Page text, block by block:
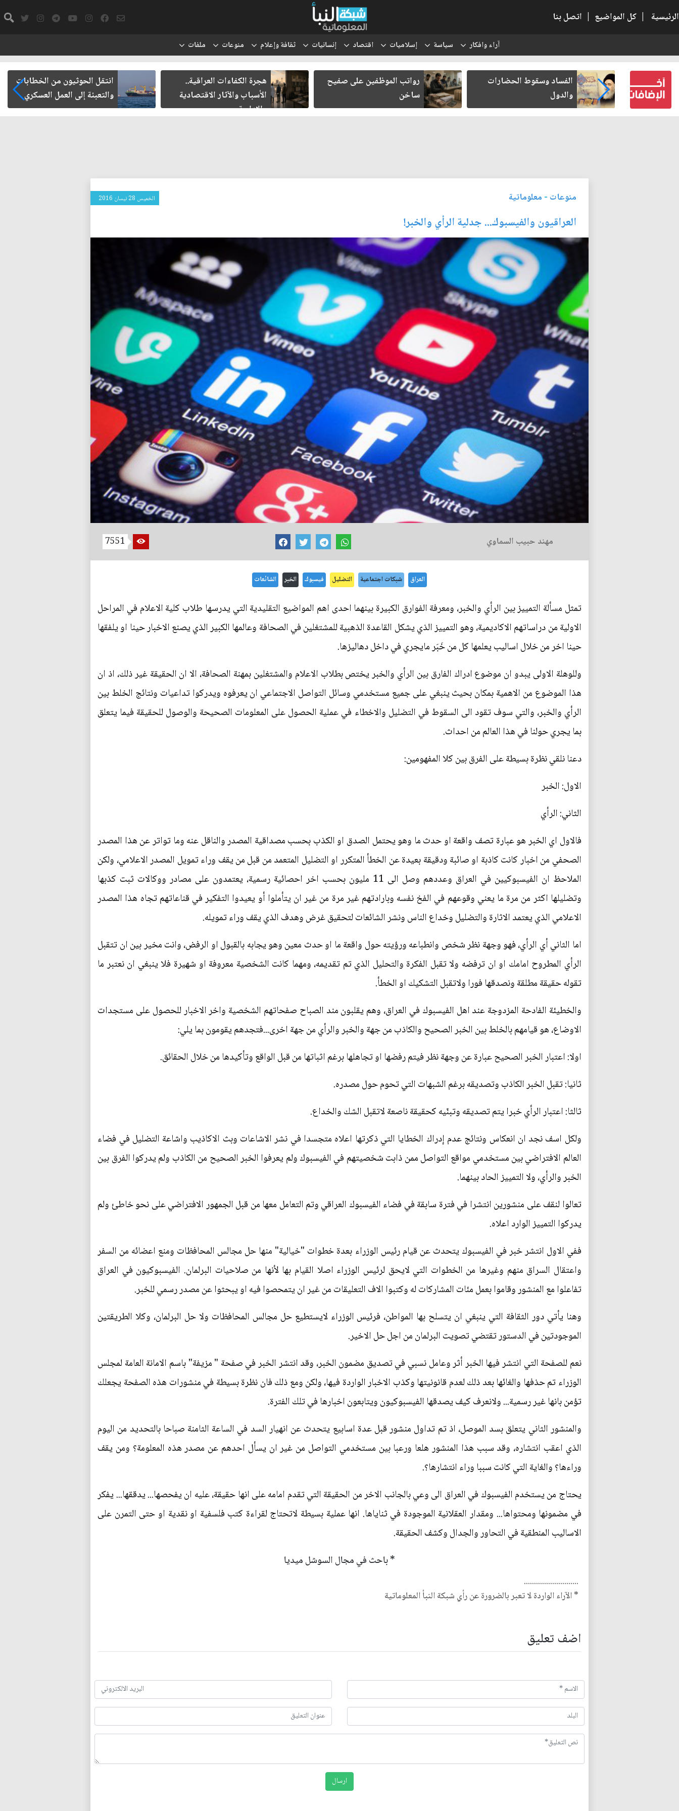
الرئيسية | كل المواضيع | اتصل بنا
آراء وافكار سياسة إسلاميات اقتصاد إنسانيات ثقافة وإعلام منوعات ملفات
كتب لنفسه
الفساد وسقوط الحضارات
والدول
رواتب الموظفين على صفيح
ساخن
هجرة الكفاءات العراقية..
الأسباب والآثار الاقتصادية
والإدارية
انتقل الحوثيون من الخطابات
والتعبئة إلى العمل العسكري
منوعات - معلوماتية الخميس 28 نيسان 2016
العراقيون والفيسبوك... جدلية الرأي والخبر!
مهند حبيب السماوي 7551
العراق شبكات اجتماعية التضليل فيسبوك الخبر الشائعات
تمثل مسألة التمييز بين الرأي والخبر، ومعرفة الفوارق الكبيرة بينهما احدى اهم المواضيع التقليدية التي يدرسها طلاب كلية الاعلام في المراحل
الاولية من دراساتهم الاكاديمية، وهو التمييز الذي يشكل القاعدة الذهبية للمشتغلين في الصحافة وعالمها الكبير الذي يصنع الاخبار حينا او يلفقها
حينا اخر من خلال اساليب يعلمها كل من خَبَر مايجري في داخل دهاليزها.
وللوهلة الاولى يبدو ان موضوع ادراك الفارق بين الرأي والخبر يختص بطلاب الاعلام والمشتغلين بمهنة الصحافة، الا ان الحقيقة غير ذلك، اذ ان
هذا الموضوع من الاهمية بمكان بحيث ينبغي على جميع مستخدمي وسائل التواصل الاجتماعي ان يعرفوه ويدركوا تداعيات ونتائج الخلط بين
الرأي والخبر، والتي سوف تقود الى السقوط في التضليل والاخطاء في عملية الحصول على المعلومات الصحيحة والوصول للحقيقة فيما يتعلق
بما يجري حولنا في هذا العالم من احداث.
دعنا نلقي نظرة بسيطة على الفرق بين كلا المفهومين:
الاول: الخبر
الثاني: الرأي
فالاول اي الخبر هو عبارة تصف واقعة او حدث ما وهو يحتمل الصدق او الكذب بحسب مصداقية المصدر والناقل عنه وما تواتر عن هذا المصدر
الصحفي من اخبار كانت كاذبة او صائبة ودقيقة بعيدة عن الخطأ المتكرر او التضليل المتعمد من قبل من يقف وراء تمويل المصدر الاعلامي، ولكن
الملاحظ ان الفيسبوكيين في العراق وعددهم وصل الى 11 مليون بحسب اخر احصائية رسمية، يعتمدون على مصادر ووكالات ثبت كذبها
وتضليلها اكثر من مرة ما يعني وقوعهم في الفخ نفسه وبارادتهم غير مرة من غير ان يتأملوا أو يعيدوا التفكير في قناعاتهم تجاه هذا المصدر
الاعلامي الذي يعتمد الاثارة والتضليل وخداع الناس ونشر الشائعات لتحقيق غرض وهدف الذي يقف وراء تمويله.
اما الثاني أي الرأي، فهو وجهة نظر شخص وانطباعه ورؤيته حول واقعة ما او حدث معين وهو يجابه بالقبول او الرفض، وانت مخير بين ان تتقبل
الرأي المطروح امامك او ان ترفضه ولا تقبل الفكرة والتحليل الذي تم تقديمه، ومهما كانت الشخصية معروفة او شهيرة فلا ينبغي ان نعتبر ما
تقوله حقيقة مطلقة ونصدقها فورا ولاتقبل التشكيك او الخطأ.
والخطيئة الفادحة المزدوجة عند اهل الفيسبوك في العراق، وهم يقلبون مند الصباح صفحاتهم الشخصية واخر الاخبار للحصول على مستجدات
الاوضاع، هو قيامهم بالخلط بين الخبر الصحيح والكاذب من جهة والخبر والرأي من جهة اخرى...فتجدهم يقومون بما يلي:
اولا: اعتبار الخبر الصحيح عبارة عن وجهة نظر فيتم رفضها او تجاهلها برغم اثباتها من قبل الواقع وتأكيدها من خلال الحقائق.
ثانيا: تقبل الخبر الكاذب وتصديقه برغم الشبهات التي تحوم حول مصدره.
ثالثا: اعتبار الرأي خبرا يتم تصديقه وتبنّيه كحقيقة ناصعة لاتقبل الشك والخداع.
ولكل اسف نجد ان انعكاس ونتائج عدم إدراك الخطايا التي ذكرتها اعلاه متجسدا في نشر الاشاعات وبث الاكاذيب واشاعة التضليل في فضاء
العالم الافتراضي بين مستخدمي مواقع التواصل ممن ذابت شخصيتهم في الفيسبوك ولم يعرفوا الخبر الصحيح من الكاذب ولم يدركوا الفرق بين
الخبر والرأي، ولا التمييز الحاد بينهما.
تعالوا لنقف على منشورين انتشرا في فترة سابقة في فضاء الفيسبوك العراقي وتم التعامل معها من قبل الجمهور الافتراضي على نحو خاطئ ولم
يدركوا التمييز الوارد اعلاه.
ففي الاول انتشر خبر في الفيسبوك يتحدث عن قيام رئيس الوزراء بعدة خطوات "خيالية" منها حل مجالس المحافظات ومنع اعضائه من السفر
واعتقال السراق منهم وغيرها من الخطوات التي لايحق لرئيس الوزراء اصلا القيام بها لأنها من صلاحيات البرلمان. الفيسبوكيون في العراق
تفاعلوا مع المنشور وقاموا بعمل مئات المشاركات له وكتبوا الاف التعليقات من غير ان يتمحصوا فيه او يبحثوا عن مصدر رسمي للخبر.
وهنا يأتي دور الثقافة التي ينبغي ان يتسلح بها المواطن، فرئيس الوزراء لايستطيع حل مجالس المحافظات ولا حل البرلمان، وكلا الطريقتين
الموجودتين في الدستور تقتضي تصويت البرلمان من اجل حل الاخير.
نعم للصفحة التي انتشر فيها الخبر أثر وعامل نسبي في تصديق مضمون الخبر، وقد انتشر الخبر في صفحة " مزيفة" باسم الامانة العامة لمجلس
الوزراء تم حذفها والغائها بعد ذلك لعدم قانونيتها وكذب الاخبار الواردة فيها، ولكن ومع ذلك فان نظرة بسيطة في منشورات هذه الصفحة يجعلك
تؤمن بانها غير رسمية... ولانعرف كيف يصدقها الفيسبوكيون ويتابعون اخبارها في تلك الفترة.
والمنشور الثاني يتعلق بسد الموصل، اذ تم تداول منشور قبل عدة اسابيع يتحدث عن انهيار السد في الساعة الثامنة صباحا بالتحديد من اليوم
الذي اعقب انتشاره، وقد سبب هذا المنشور هلعا ورعبا بين مستخدمي التواصل من غير ان يسأل احدهم عن مصدر هذه المعلومة؟ ومن يقف
وراءها؟ والغاية التي كانت سببا وراء انتشارها؟.
يحتاج من يستخدم الفيسبوك في العراق الى وعي بالجانب الاخر من الحقيقة التي تقدم امامه على انها حقيقة، عليه ان يفحصها... يدققها... يفكر
في مضمونها ومحتواها... ومقدار العقلانية الموجودة في ثناياها. انها عملية بسيطة لاتحتاج لقراءة كتب فلسفية او نقدية او حتى التمرن على
الاساليب المنطقية في التحاور والجدال وكشف الحقيقة.
* باحث في مجال السوشل ميديا
...........................
* الآراء الواردة لا تعبر بالضرورة عن رأي شبكة النبأ المعلوماتية
اضف تعليق